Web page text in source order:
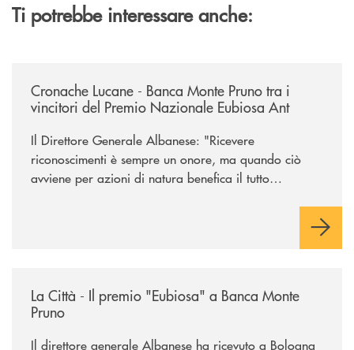
Ti potrebbe interessare anche:
Cronache Lucane - Banca Monte Pruno tra i
vincitori del Premio Nazionale Eubiosa Ant
Il Direttore Generale Albanese: "Ricevere
riconoscimenti è sempre un onore, ma quando ciò
avviene per azioni di natura benefica il tutto
La Città - Il premio "Eubiosa" a Banca Monte
Pruno
Il direttore generale Albanese ha ricevuto a Bologna